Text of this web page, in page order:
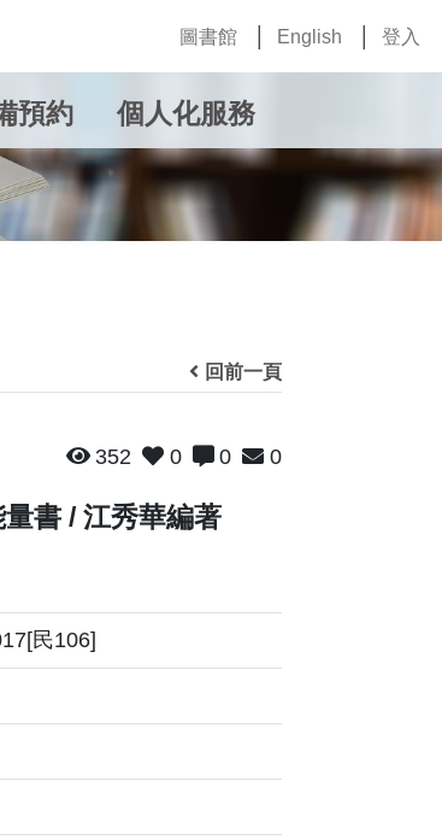
圖書館 English 登入
預約 個人化服務
回前一頁
352 0 0 0
書 / 江秀華編著
民106]